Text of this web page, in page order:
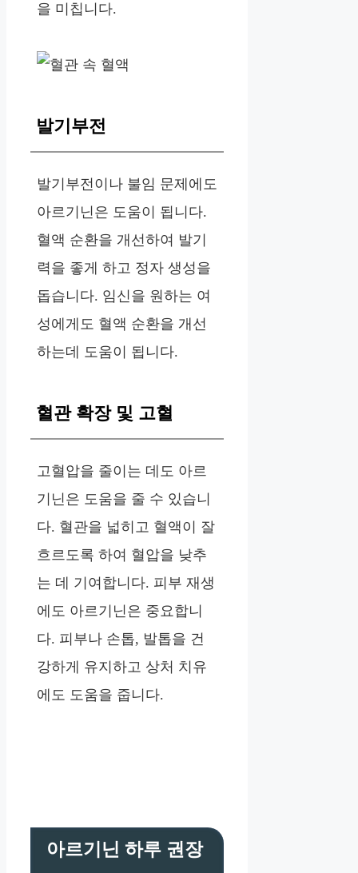
을 미칩니다.
발기부전
발기부전이나 불임 문제에도
아르기닌은 도움이 됩니다.
혈액 순환을 개선하여 발기
력을 좋게 하고 정자 생성을
돕습니다. 임신을 원하는 여
성에게도 혈액 순환을 개선
하는데 도움이 됩니다.
혈관 확장 및 고혈
고혈압을 줄이는 데도 아르
기닌은 도움을 줄 수 있습니
다. 혈관을 넓히고 혈액이 잘
흐르도록 하여 혈압을 낮추
는 데 기여합니다. 피부 재생
에도 아르기닌은 중요합니
다. 피부나 손톱, 발톱을 건
강하게 유지하고 상처 치유
에도 도움을 줍니다.
아르기닌 하루 권장